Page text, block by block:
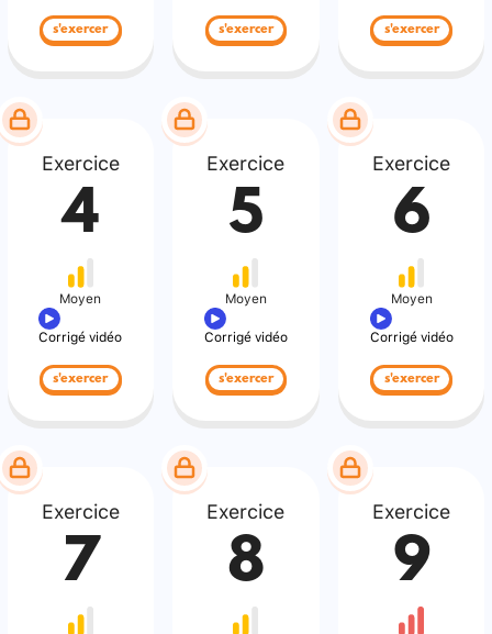
s'exercer s'exercer s'exercer
Exercice
4
Moyen
Corrigé vidéo
s'exercer
Exercice
5
Moyen
Corrigé vidéo
s'exercer
Exercice
6
Moyen
Corrigé vidéo
s'exercer
Exercice
7
Exercice
8
Exercice
9